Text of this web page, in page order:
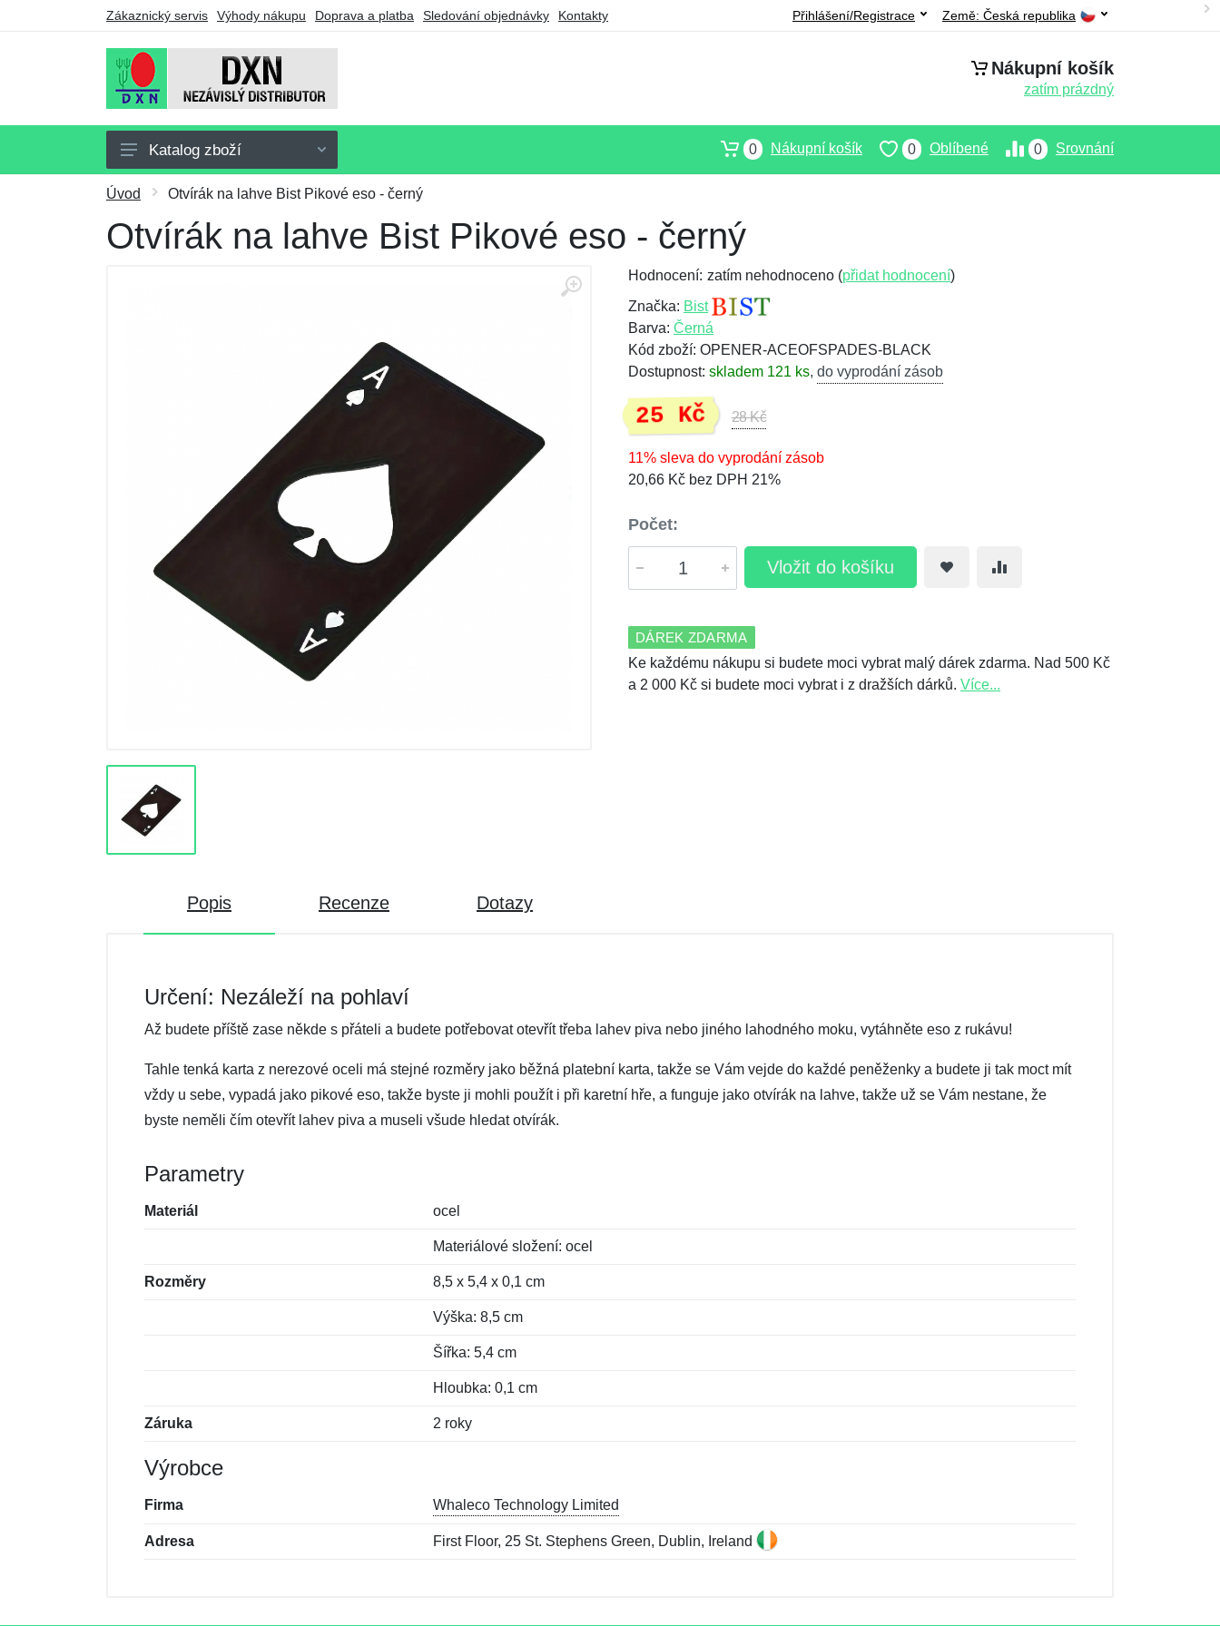
Zákaznický servis Výhody nákupu Doprava a platba Sledování objednávky Kontakty Země: Česká republika
Přihlášení/Registrace
Nákupní košík
zatím prázdný
Doplňky stravy
Nápoje
Katalog zboží 0 Srovnání
0 Oblíbené
0 Nákupní košík
Úvod Otvírák na lahve Bist Pikové eso - černý
Otvírák na lahve Bist Pikové eso - černý
Hodnocení: zatím nehodnoceno (přidat hodnocení)
Značka: Bist
Barva: Černá
Kód zboží: OPENER-ACEOFSPADES-BLACK
Dostupnost: skladem 121 ks, do vyprodání zásob
25 Kč 28 Kč
11% sleva do vyprodání zásob
20,66 Kč bez DPH 21%
Počet:
Vložit do košíku
DÁREK ZDARMA
Ke každému nákupu si budete moci vybrat malý dárek zdarma. Nad 500 Kč
a 2 000 Kč si budete moci vybrat i z dražších dárků. Více...
Popis Recenze Dotazy
Určení: Nezáleží na pohlaví
Až budete příště zase někde s přáteli a budete potřebovat otevřít třeba lahev piva nebo jiného lahodného moku, vytáhněte eso z rukávu!
Tahle tenká karta z nerezové oceli má stejné rozměry jako běžná platební karta, takže se Vám vejde do každé peněženky a budete ji tak moct mít
vždy u sebe, vypadá jako pikové eso, takže byste ji mohli použít i při karetní hře, a funguje jako otvírák na lahve, takže už se Vám nestane, že
byste neměli čím otevřít lahev piva a museli všude hledat otvírák.
Parametry
Materiál ocel
Materiálové složení: ocel
Rozměry 8,5 x 5,4 x 0,1 cm
Výška: 8,5 cm
Šířka: 5,4 cm
Hloubka: 0,1 cm
Záruka 2 roky
Výrobce
Firma Whaleco Technology Limited
Adresa First Floor, 25 St. Stephens Green, Dublin, Ireland